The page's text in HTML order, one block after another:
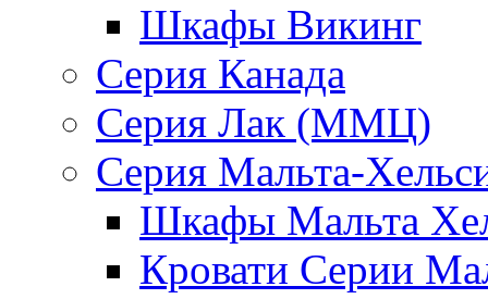
Шкафы Викинг
Серия Канада
Серия Лак (ММЦ)
Серия Мальта-
Шкафы Мальта
Кровати Серии